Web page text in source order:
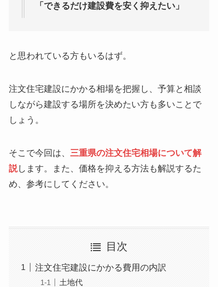
「できるだけ建設費を安く抑えたい」
と思われている方もいるはず。
注文住宅建設にかかる相場を把握し、予算と相談
しながら建設する場所を決めたい方も多いことで
しょう。
そこで今回は、 三重県の注文住宅相場について解
説します。また、価格を抑える方法も解説するた
め、参考にしてください。
目次
注文住宅建設にかかる費用の内訳
土地代